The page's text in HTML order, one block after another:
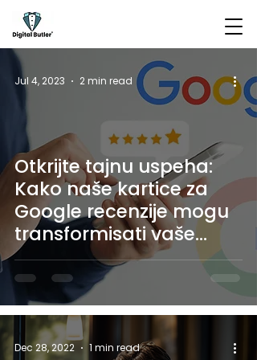
Otkrijte tajnu uspeha:
Kako naše kartice za
Google recenzije mogu
transformisati vaše
poslovanje?
Jul 4, 2023 2 min read
Dec 28, 2022 1 min read